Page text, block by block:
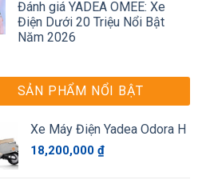
Đánh giá YADEA OMEE: Xe
Điện Dưới 20 Triệu Nổi Bật
Năm 2026
SẢN PHẨM NỔI BẬT
Xe Máy Điện Yadea Odora H
18,200,000 ₫